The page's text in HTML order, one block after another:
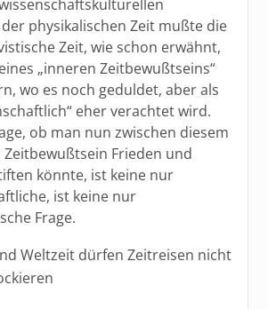
physikalischen Zeit mußte die
Zeit, wie schon erwähnt,
„inneren Zeitbewußtseins“
wo es noch geduldet, aber als
eher verachtet wird.
ob man nun zwischen diesem
Frieden und
könnte, ist keine nur
ist keine nur
Frage.
Weltzeit dürfen Zeitreisen nicht